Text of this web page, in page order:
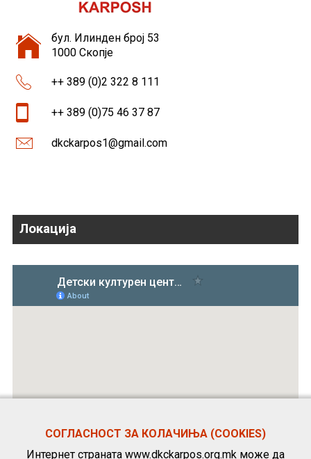
бул. Илинден број 53
1000 Скопје
++ 389 (0)2 322 8 111
++ 389 (0)75 46 37 87
dkckarpos1@gmail.com
Локација
СОГЛАСНОСТ ЗА КОЛАЧИЊА (COOKIES)
Интернет страната www.dkckarpos.org.mk може да